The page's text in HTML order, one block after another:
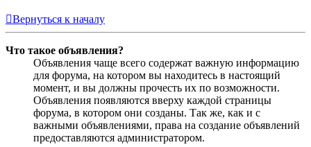
Вернуться к началу
Что такое объявления?
Объявления чаще всего содержат важную информацию
для форума, на котором вы находитесь в настоящий
момент, и вы должны прочесть их по возможности.
Объявления появляются вверху каждой страницы
форума, в котором они созданы. Так же, как и с
важными объявлениями, права на создание объявлений
предоставляются администратором.